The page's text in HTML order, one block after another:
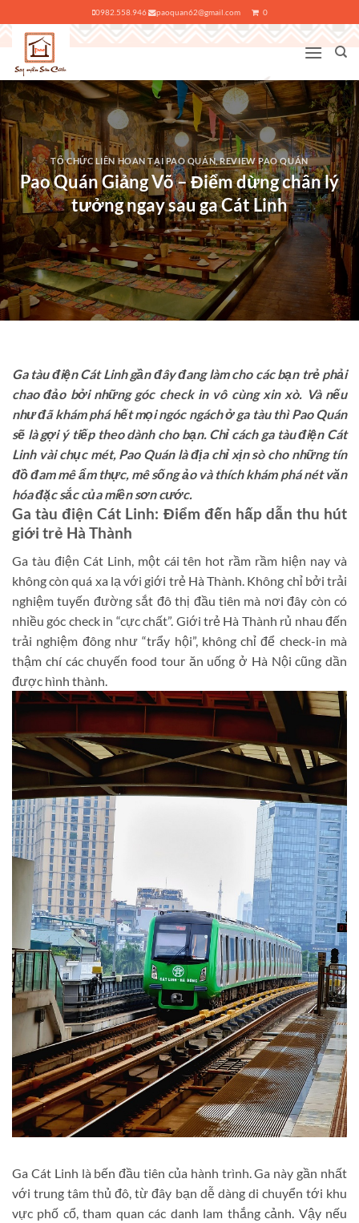
qua
nội
dung
0982.558.946 paoquan62@gmail.com 0
TỔ CHỨC LIÊN HOAN TẠI PAO QUÁN,REVIEW PAO QUÁN
Pao Quán Giảng Võ – Điểm dừng chân lý
tưởng ngay sau ga Cát Linh
Ga tàu điện Cát Linh gần đây đang làm cho các bạn trẻ phải
chao đảo bởi những góc check in vô cùng xin xò. Và nếu
như đã khám phá hết mọi ngóc ngách ở ga tàu thì Pao Quán
sẽ là gợi ý tiếp theo dành cho bạn. Chỉ cách ga tàu điện Cát
Linh vài chục mét, Pao Quán là địa chỉ xịn sò cho những tín
đồ đam mê ẩm thực, mê sống ảo và thích khám phá nét văn
hóa đặc sắc của miền sơn cước.
Ga tàu điện Cát Linh: Điểm đến hấp dẫn thu hút
giới trẻ Hà Thành
Ga tàu điện Cát Linh, một cái tên hot rầm rầm hiện nay và
không còn quá xa lạ với giới trẻ Hà Thành. Không chỉ bởi trải
nghiệm tuyến đường sắt đô thị đầu tiên mà nơi đây còn có
nhiều góc check in “cực chất”. Giới trẻ Hà Thành rủ nhau đến
trải nghiệm đông như “trẩy hội”, không chỉ để check-in mà
thậm chí các chuyến food tour ăn uống ở Hà Nội cũng dần
được hình thành.
Ga Cát Linh là bến đầu tiên của hành trình. Ga này gần nhất
với trung tâm thủ đô, từ đây bạn dễ dàng di chuyển tới khu
vực phố cổ, tham quan các danh lam thắng cảnh. Vậy nếu